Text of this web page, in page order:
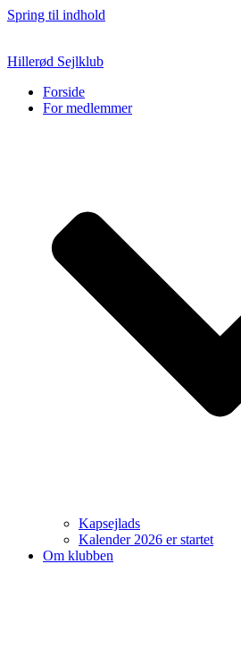
Spring til indhold
Hillerød Sejlklub
Forside
For medlemmer
Kapsejlads
Kalender 2026 er startet
Om klubben